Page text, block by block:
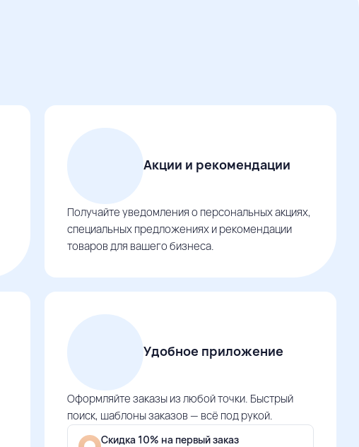
Акции и рекомендации
Получайте уведомления о персональных акциях,
специальных предложениях и рекомендации
товаров для вашего бизнеса.
Удобное приложение
Оформляйте заказы из любой точки. Быстрый
поиск, шаблоны заказов — всё под рукой.
Скидка 10% на первый заказ